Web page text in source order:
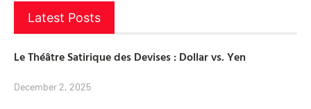
Latest Posts
Le Théâtre Satirique des Devises : Dollar vs. Yen
December 2, 2025